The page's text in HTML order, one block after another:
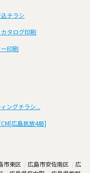
チラシ
タログ印刷
印刷
ングチラシ...
広島民放4局]
市東区 広島市安佐南区
広